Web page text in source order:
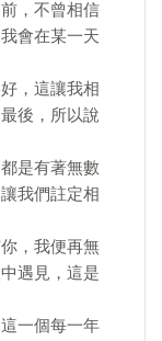
，不曾相信
會在某一天
，這讓我相
後，所以說
是有著無數
我們註定相
，我便再無
遇見，這是
一個每一年